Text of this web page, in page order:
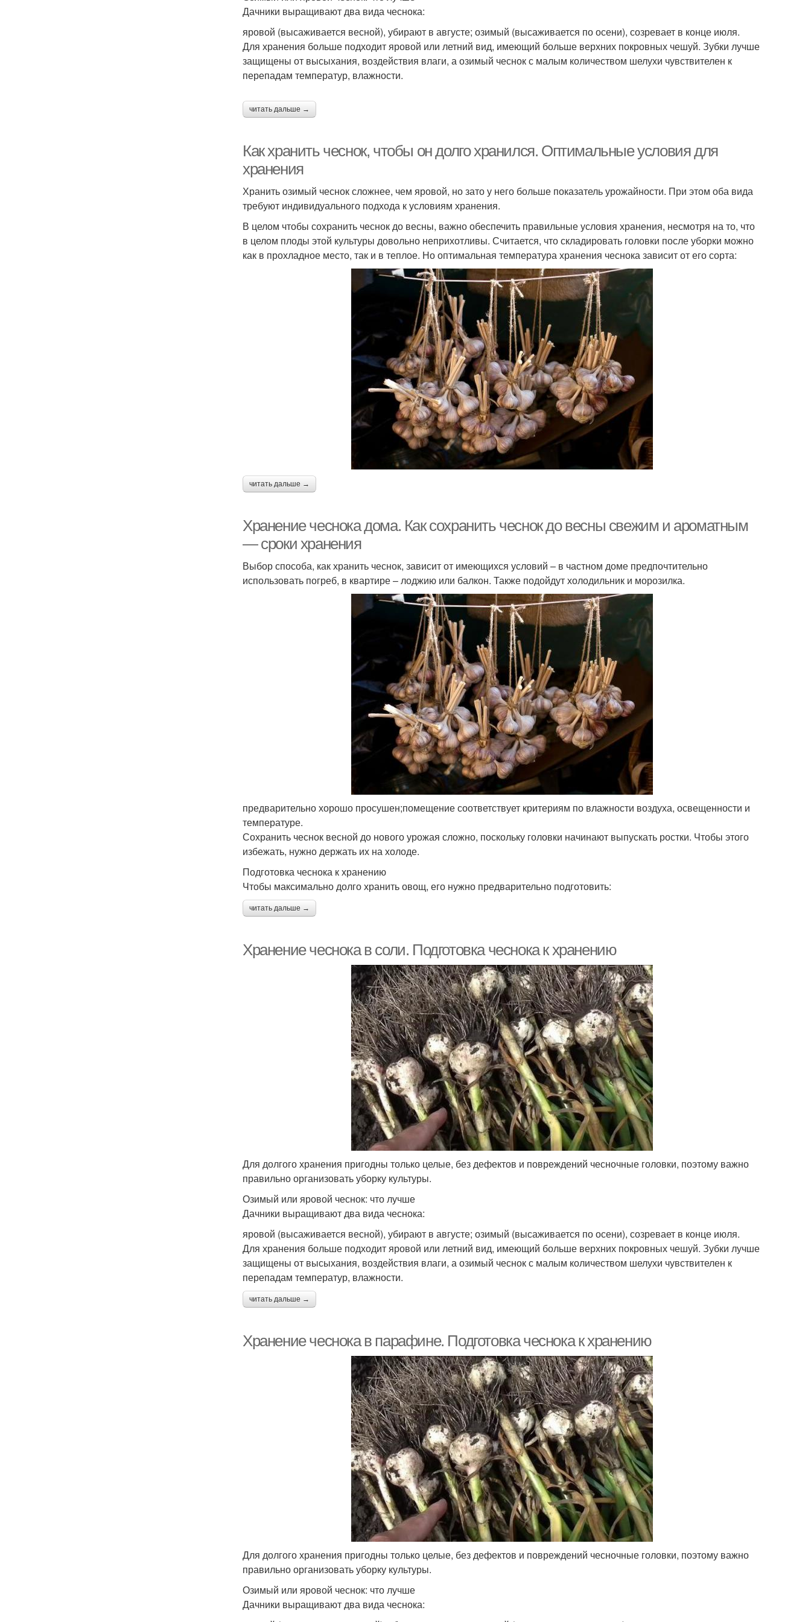
Соли для хранения
Чеснок в стеклянных
Чеснок в масле Чеснок в холодильнике
длительного хранения
Хранение в парафине Масло с чесноком Сухое хранение Хранение в уксусе
Чеснок на зиму Хранение в земле Чеснок в почве
Температуры для
хранения
Чеснок в косы Банки для хранения Продукты для хранения
Хранение в
морозильнике
Чеснок из хранилища
Хранение в бумажных
Чеснок в квартире
Чеснок перед
хранением
Вариант для хранения
Летний чеснок
Дачники выращивают два вида чеснока:
яровой (высаживается весной), убирают в августе; озимый (высаживается по осени), созревает в конце июля.
Для хранения больше подходит яровой или летний вид, имеющий больше верхних покровных чешуй. Зубки лучше
защищены от высыхания, воздействия влаги, а озимый чеснок с малым количеством шелухи чувствителен к
перепадам температур, влажности.
читать дальше →
Как хранить чеснок, чтобы он долго хранился. Оптимальные условия для
хранения
Хранить озимый чеснок сложнее, чем яровой, но зато у него больше показатель урожайности. При этом оба вида
требуют индивидуального подхода к условиям хранения.
В целом чтобы сохранить чеснок до весны, важно обеспечить правильные условия хранения, несмотря на то, что
в целом плоды этой культуры довольно неприхотливы. Считается, что складировать головки после уборки можно
как в прохладное место, так и в теплое. Но оптимальная температура хранения чеснока зависит от его сорта:
читать дальше →
Хранение чеснока дома. Как сохранить чеснок до весны свежим и ароматным
— сроки хранения
Выбор способа, как хранить чеснок, зависит от имеющихся условий – в частном доме предпочтительно
использовать погреб, в квартире – лоджию или балкон. Также подойдут холодильник и морозилка.
предварительно хорошо просушен;помещение соответствует критериям по влажности воздуха, освещенности и
температуре.
Сохранить чеснок весной до нового урожая сложно, поскольку головки начинают выпускать ростки. Чтобы этого
избежать, нужно держать их на холоде.
Подготовка чеснока к хранению
Чтобы максимально долго хранить овощ, его нужно предварительно подготовить:
читать дальше →
Хранение чеснока в соли. Подготовка чеснока к хранению
Для долгого хранения пригодны только целые, без дефектов и повреждений чесночные головки, поэтому важно
правильно организовать уборку культуры.
Озимый или яровой чеснок: что лучше
Дачники выращивают два вида чеснока:
яровой (высаживается весной), убирают в августе; озимый (высаживается по осени), созревает в конце июля.
Для хранения больше подходит яровой или летний вид, имеющий больше верхних покровных чешуй. Зубки лучше
защищены от высыхания, воздействия влаги, а озимый чеснок с малым количеством шелухи чувствителен к
перепадам температур, влажности.
читать дальше →
Хранение чеснока в парафине. Подготовка чеснока к хранению
Для долгого хранения пригодны только целые, без дефектов и повреждений чесночные головки, поэтому важно
правильно организовать уборку культуры.
Озимый или яровой чеснок: что лучше
Дачники выращивают два вида чеснока: